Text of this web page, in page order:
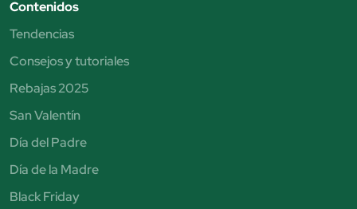
Contenidos
Tendencias
Consejos y tutoriales
Rebajas 2025
San Valentín
Día del Padre
Día de la Madre
Black Friday